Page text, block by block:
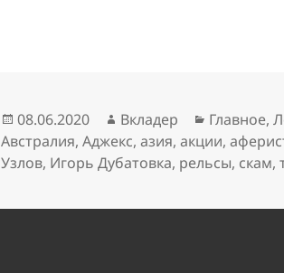
Опубликовано
08.06.2020 Автор
Вкладер Рубрики
Главное,
Австралия,Аджекс,азия,акции,
Узлов, Игорь Дубатовка, рельсы, скам,